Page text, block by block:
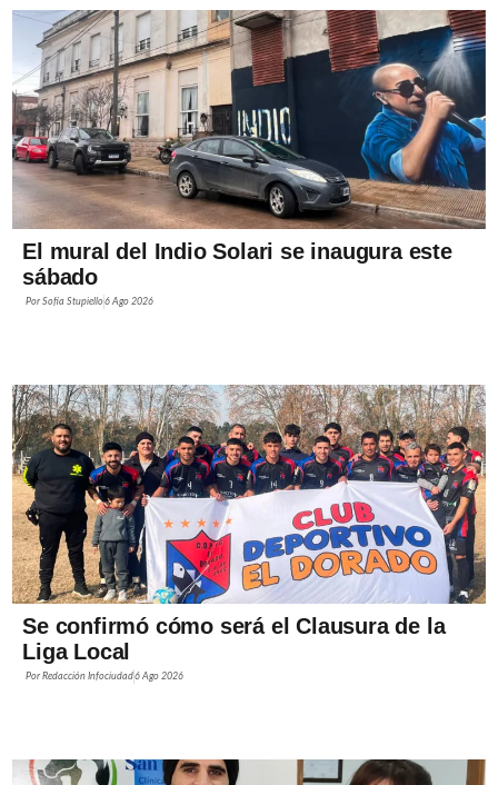
El mural del Indio Solari se inaugura este
sábado
PorSofía Stupiello6 Ago 2026
Se confirmó cómo será el Clausura de la
Liga Local
PorRedacción Infociudad6 Ago 2026